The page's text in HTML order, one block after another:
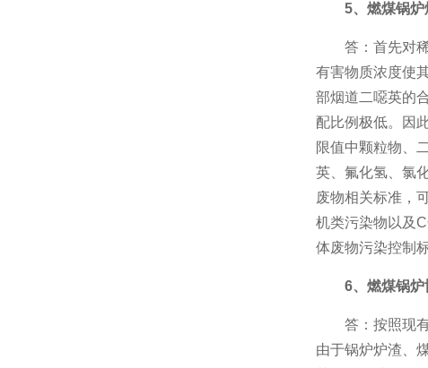
5、燃煤锅炉
答：首先对
有害物质浓度使
部烟道二噁英的
配比例极低。因
限值中颗粒物、
英、氟化氢、氯
废物相关标准，
机类污染物以及
体废物污染控制
6、燃煤锅
答：按照现
由于锅炉炉渣、